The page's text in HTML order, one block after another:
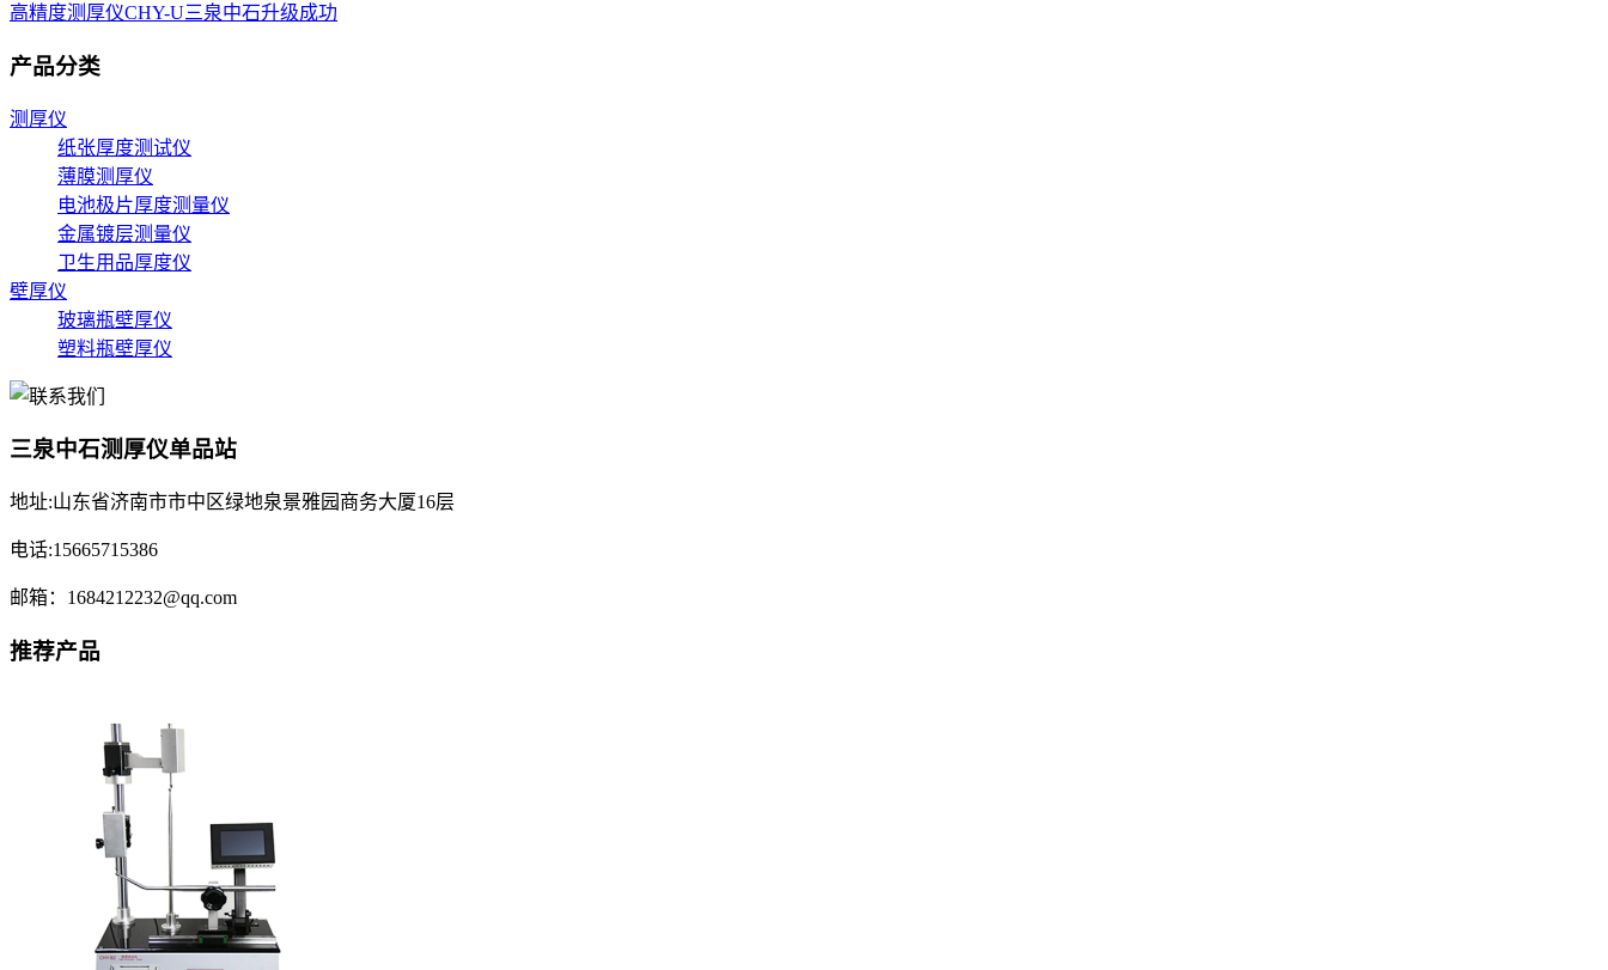
高精度测厚仪CHY-U三泉中石升级成功
产品分类
测厚仪
纸张厚度测试仪
薄膜测厚仪
电池极片厚度测量仪
金属镀层测量仪
卫生用品厚度仪
壁厚仪
玻璃瓶壁厚仪
塑料瓶壁厚仪
三泉中石测厚仪单品站
地址:山东省济南市市中区绿地泉景雅园商务大厦16层
电话:15665715386
邮箱：1684212232@qq.com
推荐产品